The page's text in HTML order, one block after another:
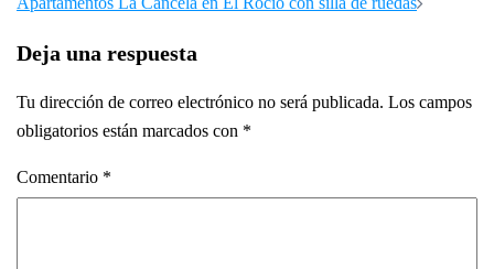
de
Deja una respuesta
Tu dirección de correo electrónico no será publicada. Los campos
obligatorios están marcados con *
Comentario *